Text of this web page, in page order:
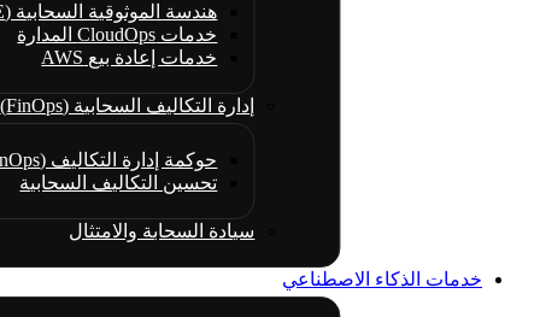
هندسة الموثوقية السحابية (CRE)
خدمات CloudOps المدارة
خدمات إعادة بيع AWS
إدارة التكاليف السحابية (FinOps)
حوكمة إدارة التكاليف (FinOps)
تحسين التكاليف السحابية
سيادة السحابة والامتثال
خدمات الذكاء الاصطناعي